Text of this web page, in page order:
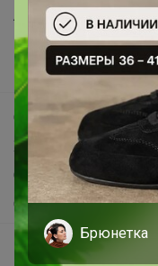
Анонсы
Новости
Поддержка альпак
Самое выгодное
Хиты продаж
Самое желанное
Самое быстрое
Начать зарабатывать
Брюнетка